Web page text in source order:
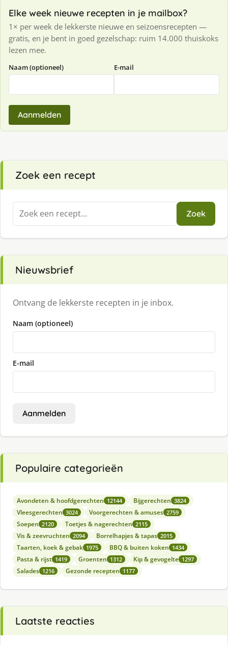
Elke week nieuwe recepten in je mailbox?
1× per week de lekkerste nieuwe en seizoensrecepten —
gratis, en je bent in goed gezelschap: ruim 14.000 thuiskoks
lezen mee.
Naam (optioneel) E-mail
Aanmelden
Zoek een recept
Zoeken
naar:
Zoek
Nieuwsbrief
Ontvang de lekkerste recepten in je inbox.
Naam (optioneel)
E-mail
Aanmelden
Populaire categorieën
Avondeten & hoofdgerechten 12144 Bijgerechten 3824
Vleesgerechten 3024 Voorgerechten & amuses 2759
Soepen 2120 Toetjes & nagerechten 2115
Vis & zeevruchten 2094 Borrelhapjes & tapas 2015
Taarten, koek & gebak 1975 BBQ & buiten koken 1434
Pasta & rijst 1419 Groenten 1312 Kip & gevogelte 1297
Salades 1216 Gezonde recepten 1177
Laatste reacties